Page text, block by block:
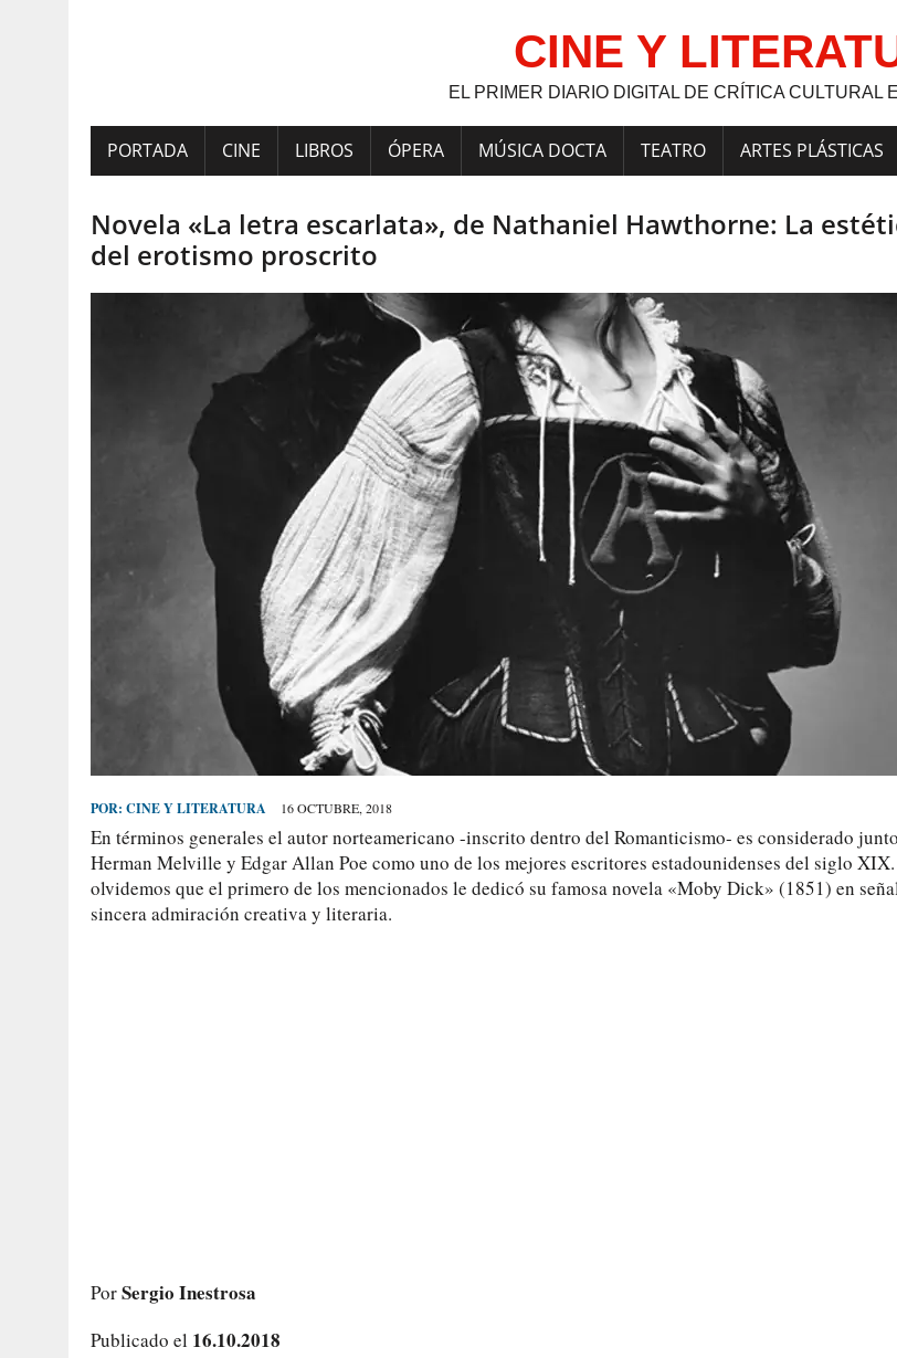
CINE Y
EL PRIMER DIARIO DIGITAL DE CRÍTICA CULTURAL
PORTADA CINE LIBROS ÓPERA MÚSICA DOCTA TEATRO ARTES PLÁSTICAS
Novela «La letra escarlata», de Nathaniel Hawthorne: La
del erotismo proscrito
POR: CINE Y LITERATURA 16 OCTUBRE, 2018
En términos generales el autor norteamericano -inscrito dentro del Romanticismo- es considerado
Herman Melville y Edgar Allan Poe como uno de los mejores escritores estadounidenses del siglo
olvidemos que el primero de los mencionados le dedicó su famosa novela «Moby Dick» (1851) en
sincera admiración creativa y literaria.
PorSergio Inestrosa
Publicado el 16.10.2018